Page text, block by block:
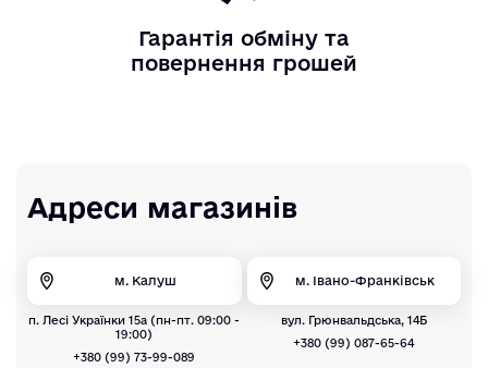
Гарантія обміну та
повернення грошей
Адреси магазинів
м. Калуш
п. Лесі Українки 15а (пн-пт. 09:00 -
19:00)
+380 (99) 73-99-089
м. Івано-Франківськ
вул. Грюнвальдська, 14Б
+380 (99) 087-65-64